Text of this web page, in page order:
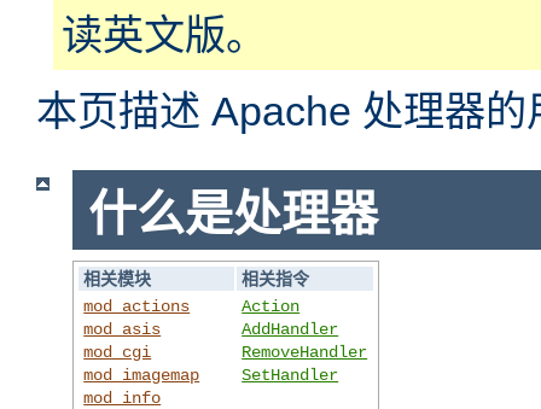
读英文版。
本页描述 Apache 处理器的
什么是处理器
相关模块
相关指令
mod_actions
mod_asis
mod_cgi
mod_imagemap
mod_info
Action
AddHandler
RemoveHandler
SetHandler